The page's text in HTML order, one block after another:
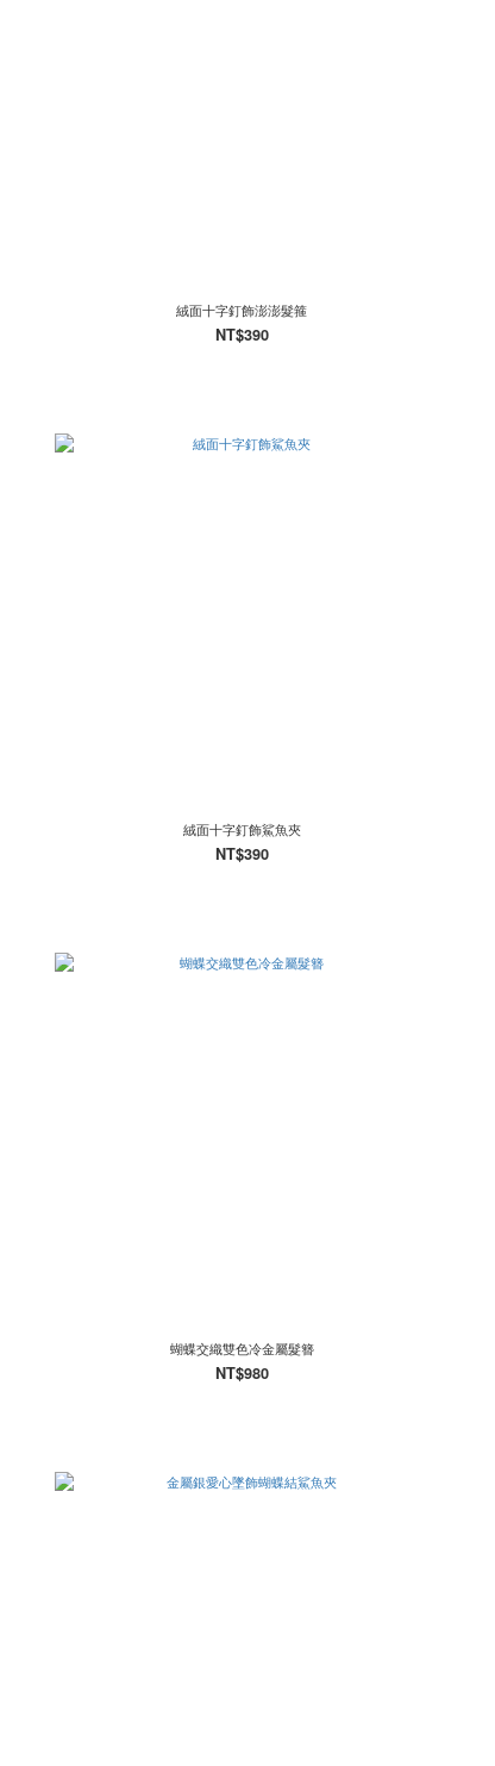
絨面十字釘飾澎澎髮箍
NT$390
絨面十字釘飾鯊魚夾
NT$390
蝴蝶交織雙色冷金屬髮簪
NT$980